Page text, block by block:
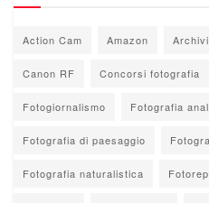
Action Cam Amazon
Canon RF Concorsi fotografia
Fotogiornalismo Fotografia
Fotografia di paesaggio
Fotografia naturalistica